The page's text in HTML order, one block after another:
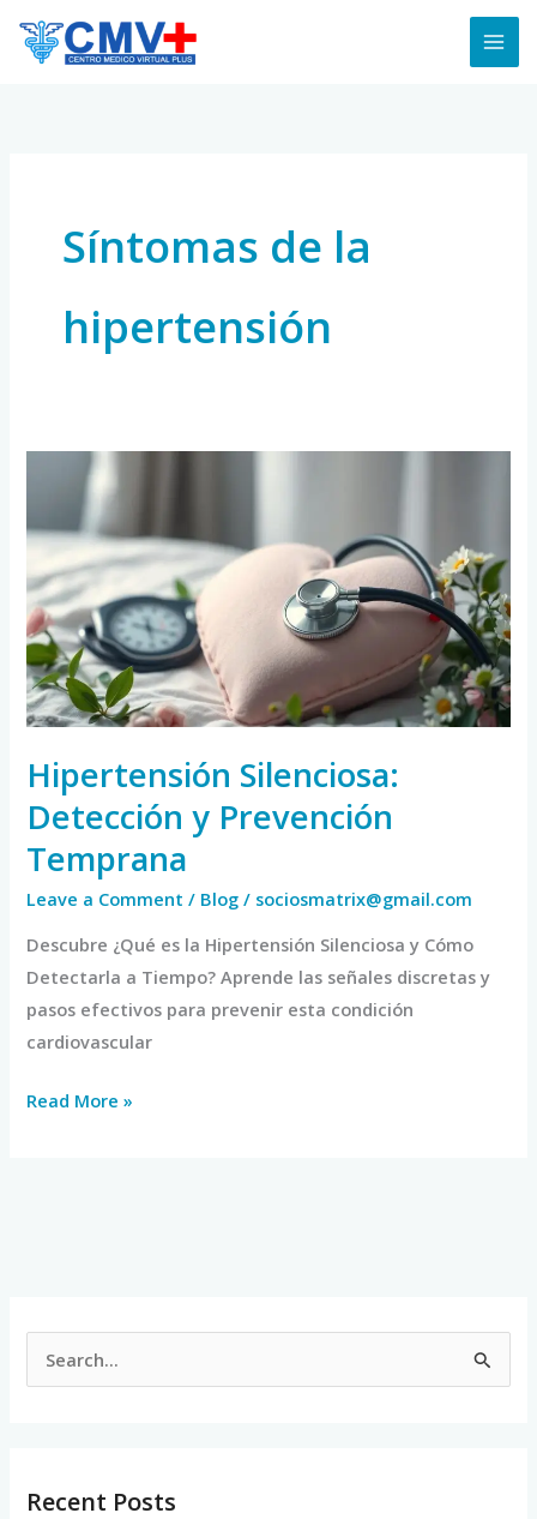
Síntomas de la
hipertensión
Hipertensión Silenciosa:
Detección y Prevención
Temprana
Leave a Comment / Blog / sociosmatrix@gmail.com
Descubre ¿Qué es la Hipertensión Silenciosa y Cómo
Detectarla a Tiempo? Aprende las señales discretas y
pasos efectivos para prevenir esta condición
cardiovascular
Hipertensión
Silenciosa:
Detección
Prevención
Temprana
Read More »
c
Recent Posts